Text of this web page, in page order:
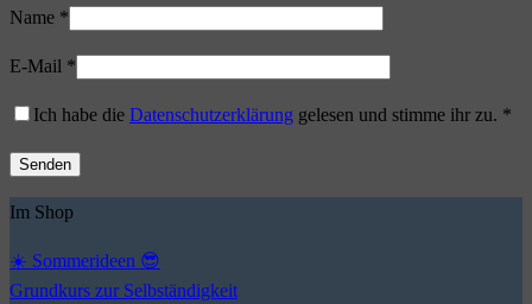
Name *
E-Mail *
Ich habe die Datenschutzerklärung gelesen und stimme ihr zu. *
Im Shop
☀️ Sommerideen 😎
Grundkurs zur Selbständigkeit